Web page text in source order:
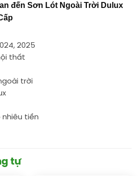
đến Sơn Lót Ngoài Trời Dulux
2025
thất
trời
nhiêu tiền
tự